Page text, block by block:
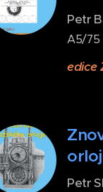
Petr
A5/75
edice
Petr